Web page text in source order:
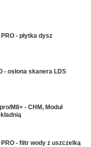
- płytka dysz
- osłona skanera LDS
M8+ - CHM, Moduł
- filtr wody z uszczelką